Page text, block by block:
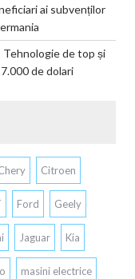
ai subvenților
Tehnologie de top și
de dolari
Citroen
Ford Geely
Jaguar Kia
masini electrice